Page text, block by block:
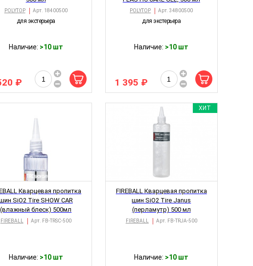
Арт. 18400500
POLYTOP
для экстерьера
Наличие: >10 шт
₽
Арт.34800500
POLYTOP
для экстерьера
Наличие: >10 шт
1 395 ₽
Кварцевая пропитка
SiO2 Tire SHOW CAR
(влажный блеск) 500мл
Арт. FB-TRSС-500
FIREBALL
Наличие: >10 шт
ХИТ
FIREBALL Кварцевая пропитка
шин SiO2 Tire Janus
(перламутр) 500 мл
Арт. FB-TRJA-500
FIREBALL
Наличие: >10 шт